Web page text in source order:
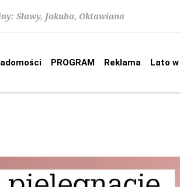
Sławy, Jakuba, Oktawiana
PROGRAM Reklama Lato